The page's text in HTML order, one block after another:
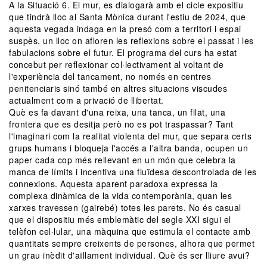
A la Situació 6. El mur, es dialogarà amb el cicle expositiu
que tindrà lloc al Santa Mònica durant l'estiu de 2024, que
aquesta vegada indaga en la presó com a territori i espai
suspès, un lloc on afloren les reflexions sobre el passat i les
fabulacions sobre el futur. El programa del curs ha estat
concebut per reflexionar col·lectivament al voltant de
l'experiència del tancament, no només en centres
penitenciaris sinó també en altres situacions viscudes
actualment com a privació de llibertat.
Què es fa davant d'una reixa, una tanca, un filat, una
frontera que es desitja però no es pot traspassar? Tant
l'imaginari com la realitat violenta del mur, que separa certs
grups humans i bloqueja l'accés a l'altra banda, ocupen un
paper cada cop més rellevant en un món que celebra la
manca de límits i incentiva una fluïdesa descontrolada de les
connexions. Aquesta aparent paradoxa expressa la
complexa dinàmica de la vida contemporània, quan les
xarxes travessen (gairebé) totes les parets. No és casual
que el dispositiu més emblemàtic del segle XXI sigui el
telèfon cel·lular, una màquina que estimula el contacte amb
quantitats sempre creixents de persones, alhora que permet
un grau inèdit d'aïllament individual. Què és ser lliure avui?